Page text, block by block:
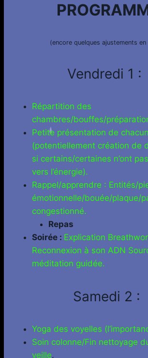
(encore quelques ajustements en
Vendredi 1 :
Répartition des
chambres/bouffes/
Petite présentation de
(potentiellement création de
si certains/certaines n’ont
vers l’énergie).
Rappel/apprendre : Entités/
émotionnelle/bouée/plaque/
congestionné.
Repas
Soirée : Explication
Reconnexion à son ADN
méditation guidée.
Samedi 2 :
Yoga des voyelles
Soin colonne/Fin nettoyage
veille.